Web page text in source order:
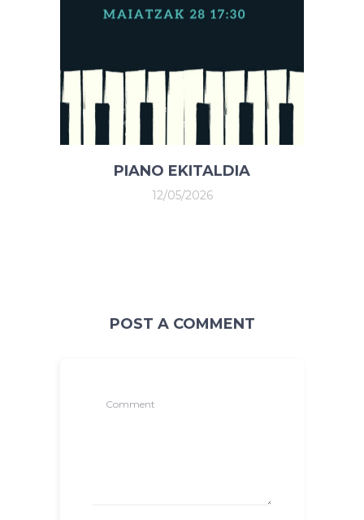
PIANO EKITALDIA
12/05/2026
POST A COMMENT